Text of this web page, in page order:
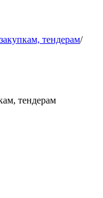
тендерам/
тендерам